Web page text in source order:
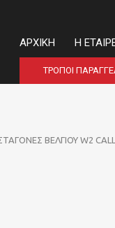
ΑΡΧΙΚΉ Η
ΤΡΌΠΟΙ
ΒΕΛΓΙΟΥ W2